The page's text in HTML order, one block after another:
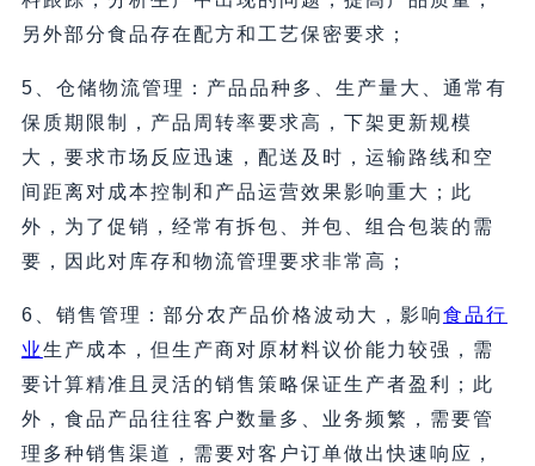
另外部分食品存在配方和工艺保密要求；
5、仓储物流管理：产品品种多、生产量大、通常有
保质期限制，产品周转率要求高，下架更新规模
大，要求市场反应迅速，配送及时，运输路线和空
间距离对成本控制和产品运营效果影响重大；此
外，为了促销，经常有拆包、并包、组合包装的需
要，因此对库存和物流管理要求非常高；
6、销售管理：部分农产品价格波动大，影响食品行
业生产成本，但生产商对原材料议价能力较强，需
要计算精准且灵活的销售策略保证生产者盈利；此
外，食品产品往往客户数量多、业务频繁，需要管
理多种销售渠道，需要对客户订单做出快速响应，